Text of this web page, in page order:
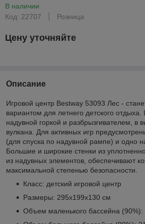
В наличии
Код: 22707
Розница
Цену уточняйте
Описание
Игровой центр Bestway 53093 Лес -
вариантом для летнего детского
надувной горкой и разбрызгивателем, в
вулкана. Для активных игр
(для спуска по надувной рампе) и одно
Большие и широкие стенки из
из надувных элементов, обеспечивают
максимальной степенью безопасности.
Класс: детский игровой центр
Размеры: 295х199х130 см
Объем маленького бассейна (90%):